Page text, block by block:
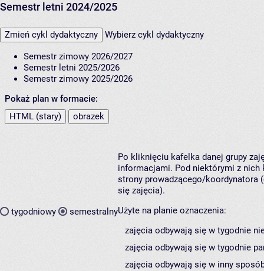
Semestr letni 2024/2025
Zmień cykl dydaktyczny Wybierz cykl dydaktyczny
Semestr zimowy 2026/2027
Semestr letni 2025/2026
Semestr zimowy 2025/2026
Pokaż plan w formacie:
HTML (stary)
obrazek
tygodniowy semestralny
Po kliknięciu kafelka danej grupy
informacjami. Pod niektórymi z nich
strony prowadzącego/koordynatora
się zajęcia).
Użyte na planie oznaczenia:
zajęcia odbywają się w tygodnie
zajęcia odbywają się w tygodnie
zajęcia odbywają się w inny